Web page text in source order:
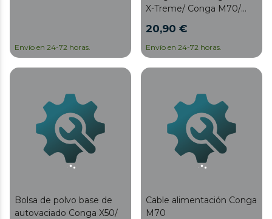
Envío en 24-72 horas.
X-Treme/ Conga M70/
20,90 €
Envío en 24-72 horas.
Bolsa de polvo base de
autovaciado Conga X50/
Cable alimentación Conga
M70